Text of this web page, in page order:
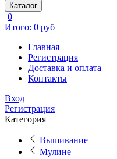
Каталог
0
Итого: 0 руб
Главная
Регистрация
Доставка и оплата
Контакты
Вход
Регистрация
Категория
Вышивание
Мулине